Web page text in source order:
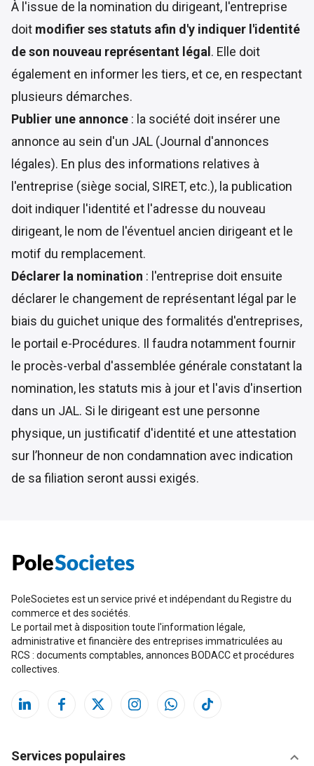
À l'issue de la nomination du dirigeant, l'entreprise
doit modifier ses statuts afin d'y indiquer l'identité
de son nouveau représentant légal . Elle doit
également en informer les tiers, et ce, en respectant
plusieurs démarches.
Publier une annonce : la société doit insérer une
annonce au sein d'un JAL (Journal d'annonces
légales). En plus des informations relatives à
l'entreprise (siège social, SIRET, etc.), la publication
doit indiquer l'identité et l'adresse du nouveau
dirigeant, le nom de l'éventuel ancien dirigeant et le
motif du remplacement.
Déclarer la nomination : l'entreprise doit ensuite
déclarer le changement de représentant légal par le
biais du guichet unique des formalités d'entreprises,
le portail e-Procédures. Il faudra notamment fournir
le procès-verbal d'assemblée générale constatant la
nomination, les statuts mis à jour et l'avis d'insertion
dans un JAL. Si le dirigeant est une personne
physique, un justificatif d'identité et une attestation
sur l’honneur de non condamnation avec indication
de sa filiation seront aussi exigés.
PoleSocietes est un service privé et indépendant du Registre du
commerce et des sociétés.
Le portail met à disposition toute l'information légale,
administrative et financière des entreprises immatriculées au
RCS : documents comptables, annonces BODACC et procédures
collectives.
Services populaires